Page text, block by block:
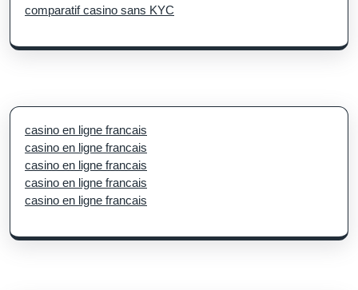
comparatif casino sans KYC
casino en ligne francais
casino en ligne francais
casino en ligne francais
casino en ligne francais
casino en ligne francais